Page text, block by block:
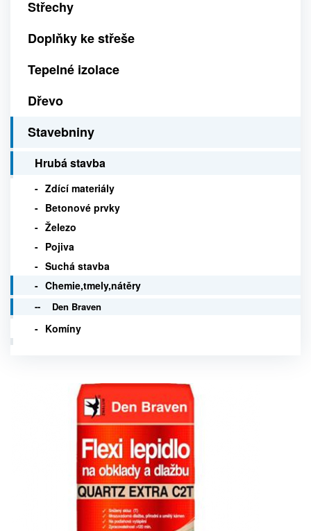
Střechy
Doplňky ke střeše
Tepelné izolace
Dřevo
Stavebniny
Hrubá stavba
Zdící materiály
Betonové prvky
Železo
Pojiva
Suchá stavba
Chemie,tmely,nátěry
Den Braven
Komíny